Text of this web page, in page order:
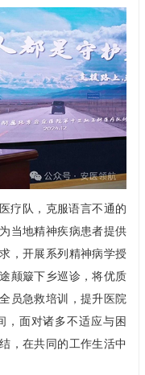
疗队，克服语言不通的
当地精神疾病患者提供
，开展系列精神病学授
颠簸下乡巡诊，将优质
员急救培训，提升医院
，面对诸多不适应与困
，在共同的工作生活中